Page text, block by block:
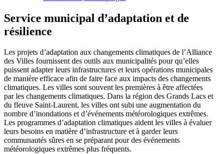
Service municipal d’adaptation et de
résilience
Les projets d’adaptation aux changements climatiques de l’Alliance
des Villes fournissent des outils aux municipalités pour qu’elles
puissent adapter leurs infrastructures et leurs opérations municipales
de manière efficace afin de faire face aux impacts des changements
climatiques. Les villes sont souvent les premières à être affectées
par les changements climatiques. Dans la région des Grands Lacs et
du fleuve Saint-Laurent, les villes ont subi une augmentation du
nombre d’inondations et d’événements météorologiques extrêmes.
Les programmes d’adaptation climatiques aident les villes à évaluer
leurs besoins en matière d’infrastructure et à garder leurs
communautés sûres en se préparant pour des événements
météorologiques extrêmes plus fréquents.